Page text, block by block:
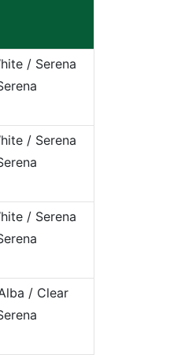
/ Serena
/ Serena
/ Serena
/ Clear